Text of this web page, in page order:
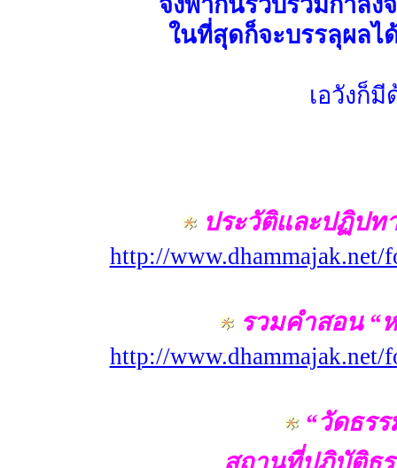
ในที่สุดก็จะบรรลุผลไ
เอวังก็
ประวัติและปฏิปท
http://
รวมคำสอน “
http://
“วัดธร
สถานที่ปฏิบัติธ